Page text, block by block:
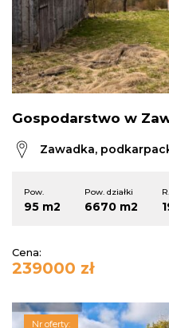
Gospodarstwo w
Zawadka,
Pow.
95 m2
Pow. działki
6670 m2
Cena:
239000 zł
Nr oferty: